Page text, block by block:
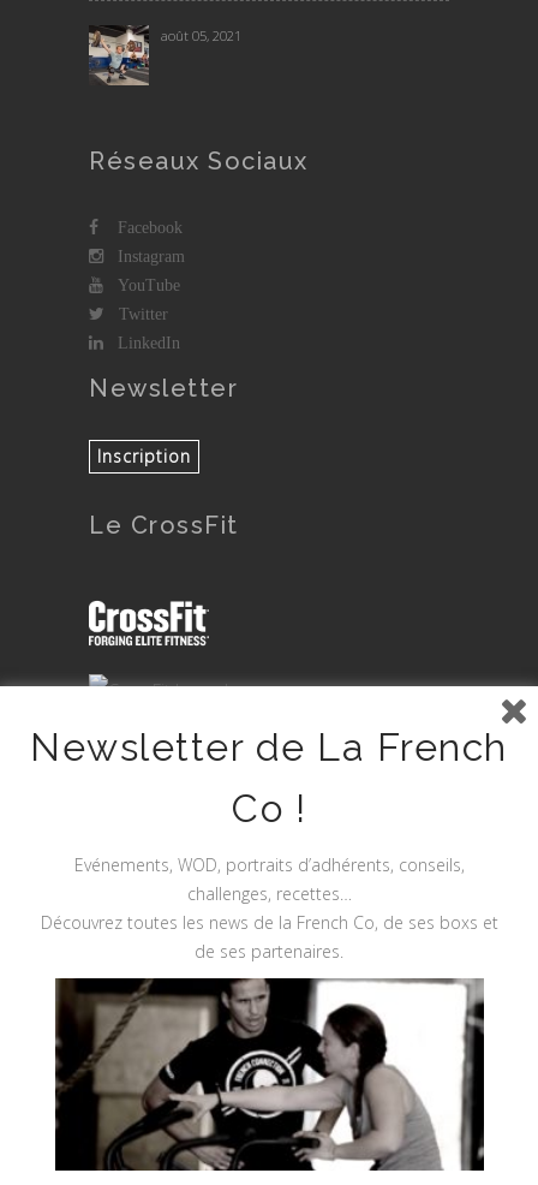
août 05, 2021
Réseaux Sociaux
Facebook
Instagram
YouTube
Twitter
LinkedIn
Newsletter
Le CrossFit
Site Sécurisé
Newsletter de La French
Co !
Evénements, WOD, portraits d’adhérents, conseils,
challenges, recettes…
Découvrez toutes les news de la French Co, de ses boxs et
de ses partenaires.